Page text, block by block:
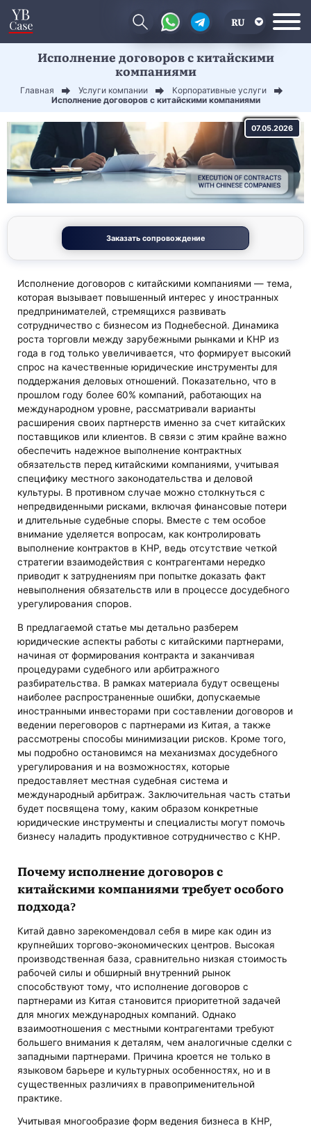
RU
CN
Исполнение договоров с китайскими
компаниями
Главная Услуги компании
Корпоративные услуги
Исполнение договоров с китайскими компаниями
07.05.2026
Заказать сопровождение
Исполнение договоров с китайскими компаниями — тема,
которая вызывает повышенный интерес у иностранных
предпринимателей, стремящихся развивать
сотрудничество с бизнесом из Поднебесной. Динамика
роста торговли между зарубежными рынками и КНР из
года в год только увеличивается, что формирует высокий
спрос на качественные юридические инструменты для
поддержания деловых отношений. Показательно, что в
прошлом году более 60% компаний, работающих на
международном уровне, рассматривали варианты
расширения своих партнерств именно за счет китайских
поставщиков или клиентов. В связи с этим крайне важно
обеспечить надежное выполнение контрактных
обязательств перед китайскими компаниями, учитывая
специфику местного законодательства и деловой
культуры. В противном случае можно столкнуться с
непредвиденными рисками, включая финансовые потери
и длительные судебные споры. Вместе с тем особое
внимание уделяется вопросам, как контролировать
выполнение контрактов в КНР, ведь отсутствие четкой
стратегии взаимодействия с контрагентами нередко
приводит к затруднениям при попытке доказать факт
невыполнения обязательств или в процессе досудебного
урегулирования споров.
В предлагаемой статье мы детально разберем
юридические аспекты работы с китайскими партнерами,
начиная от формирования контракта и заканчивая
процедурами судебного или арбитражного
разбирательства. В рамках материала будут освещены
наиболее распространенные ошибки, допускаемые
иностранными инвесторами при составлении договоров и
ведении переговоров с партнерами из Китая, а также
рассмотрены способы минимизации рисков. Кроме того,
мы подробно остановимся на механизмах досудебного
урегулирования и на возможностях, которые
предоставляет местная судебная система и
международный арбитраж. Заключительная часть статьи
будет посвящена тому, каким образом конкретные
юридические инструменты и специалисты могут помочь
бизнесу наладить продуктивное сотрудничество с КНР.
Почему исполнение договоров с
китайскими компаниями требует особого
подхода?
Китай давно зарекомендовал себя в мире как один из
крупнейших торгово-экономических центров. Высокая
производственная база, сравнительно низкая стоимость
рабочей силы и обширный внутренний рынок
способствуют тому, что исполнение договоров с
партнерами из Китая становится приоритетной задачей
для многих международных компаний. Однако
взаимоотношения с местными контрагентами требуют
большего внимания к деталям, чем аналогичные сделки с
западными партнерами. Причина кроется не только в
языковом барьере и культурных особенностях, но и в
существенных различиях в правоприменительной
практике.
Учитывая многообразие форм ведения бизнеса в КНР,